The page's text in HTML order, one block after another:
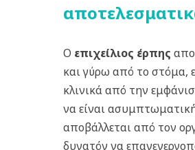
Ο επιχείλιος έρπης
και γύρω από το στόμα,
κλινικά από την
να είναι
αποβάλλεται από τον
δυνατόν να